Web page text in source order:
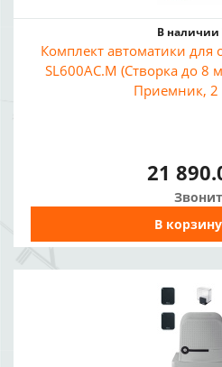
В наличии
Комплект автоматики для
SL600AC.M (Створка до 8
Приемник, 2
21
В корзину